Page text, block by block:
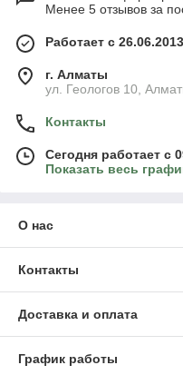
Менее 5 отзывов за
Работает с 26.06.2013
г. Алматы
ул. Геологов 10,
Контакты
Сегодня работает с
Показать весь
О нас
Контакты
Доставка и оплата
График работы